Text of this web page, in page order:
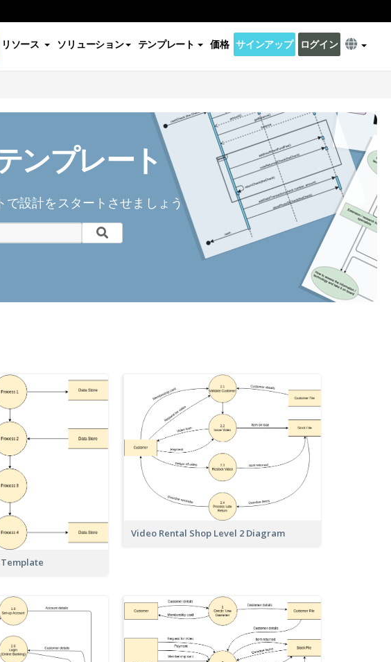
リソース ソリューション テンプレート 価格 サインアップ ログイン
ンプレート
設計をスタートさせましょう
Video Rental Shop Level 2 Diagram